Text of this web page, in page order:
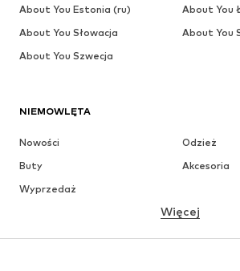
NIEMOWLĘTA
Nowości
Odzież
Buty
Akcesoria
Wyprzedaż
Więcej
About You Estonia (ru)
About You
About You Słowacja
About You
About You Szwecja